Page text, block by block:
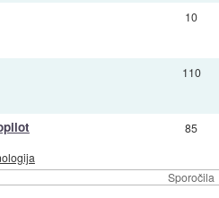
Sporočila
10
110
85